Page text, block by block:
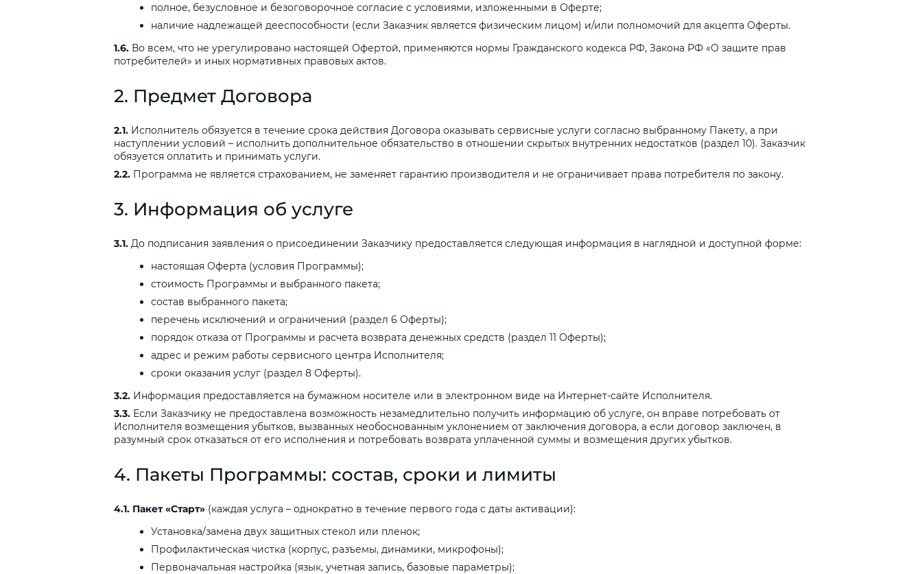
полное, безусловное и безоговорочное согласие с условиями, изложенными в Оферте;
наличие надлежащей дееспособности (если Заказчик является физическим лицом) и/или полномочий для акцепта Оферты.
1.6.Во всем, что не урегулировано настоящей Офертой, применяются нормы Гражданского кодекса РФ, Закона РФ «О защите прав
потребителей» и иных нормативных правовых актов.
2. Предмет Договора
2.1.Исполнитель обязуется в течение срока действия Договора оказывать сервисные услуги согласно выбранному Пакету, а при
наступлении условий – исполнить дополнительное обязательство в отношении скрытых внутренних недостатков (раздел 10). Заказчик
обязуется оплатить и принимать услуги.
2.2.Программа не является страхованием, не заменяет гарантию производителя и не ограничивает права потребителя по закону.
3. Информация об услуге
3.1.До подписания заявления о присоединении Заказчику предоставляется следующая информация в наглядной и доступной форме:
настоящая Оферта (условия Программы);
стоимость Программы и выбранного пакета;
состав выбранного пакета;
перечень исключений и ограничений (раздел 6 Оферты);
порядок отказа от Программы и расчета возврата денежных средств (раздел 11 Оферты);
адрес и режим работы сервисного центра Исполнителя;
сроки оказания услуг (раздел 8 Оферты).
3.2.Информация предоставляется на бумажном носителе или в электронном виде на Интернет-сайте Исполнителя.
3.3.Если Заказчику не предоставлена возможность незамедлительно получить информацию об услуге, он вправе потребовать от
Исполнителя возмещения убытков, вызванных необоснованным уклонением от заключения договора, а если договор заключен, в
разумный срок отказаться от его исполнения и потребовать возврата уплаченной суммы и возмещения других убытков.
4. Пакеты Программы: состав, сроки и лимиты
4.1. Пакет «Старт»(каждая услуга – однократно в течение первого года с даты активации):
Установка/замена двух защитных стекол или пленок;
Профилактическая чистка (корпус, разъемы, динамики, микрофоны);
Первоначальная настройка (язык, учетная запись, базовые параметры);
8 800 302-02-51
plait.ru